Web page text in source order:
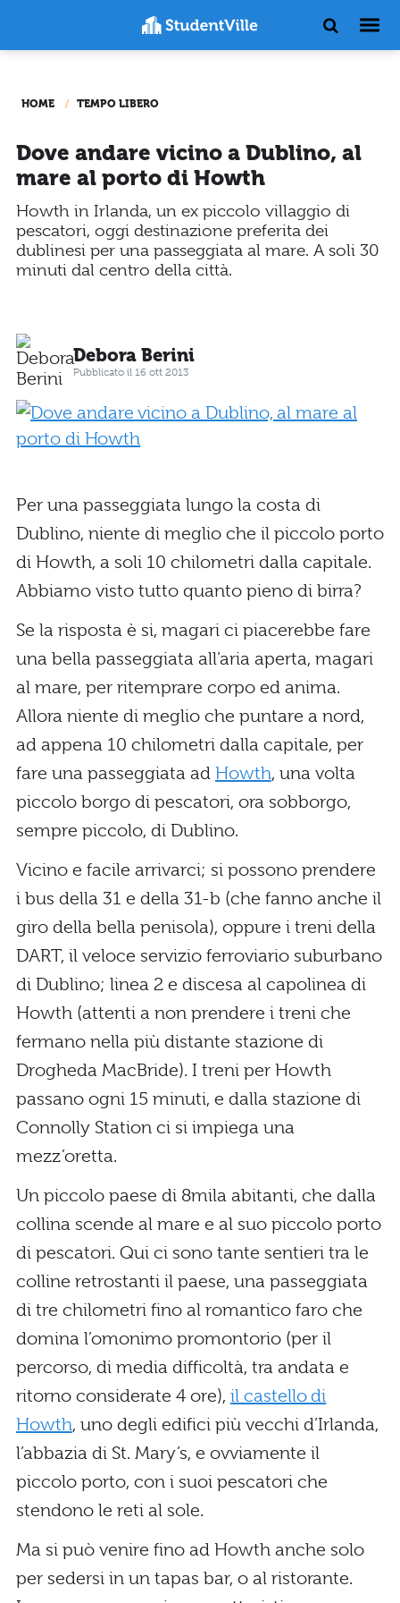
HOME TEMPO LIBERO
Dove andare vicino a Dublino, al
mare al porto di Howth
Howth in Irlanda, un ex piccolo villaggio di
pescatori, oggi destinazione preferita dei
dublinesi per una passeggiata al mare. A soli 30
minuti dal centro della città.
Debora Berini
Pubblicato il 16 ott 2013
Per una passeggiata lungo la costa di
Dublino, niente di meglio che il piccolo porto
di Howth, a soli 10 chilometri dalla capitale.
Abbiamo visto tutto quanto pieno di birra?
Se la risposta è si, magari ci piacerebbe fare
una bella passeggiata all’aria aperta, magari
al mare, per ritemprare corpo ed anima.
Allora niente di meglio che puntare a nord,
ad appena 10 chilometri dalla capitale, per
fare una passeggiata ad Howth, una volta
piccolo borgo di pescatori, ora sobborgo,
sempre piccolo, di Dublino.
Vicino e facile arrivarci; si possono prendere
i bus della 31 e della 31-b (che fanno anche il
giro della bella penisola), oppure i treni della
DART, il veloce servizio ferroviario suburbano
di Dublino; linea 2 e discesa al capolinea di
Howth (attenti a non prendere i treni che
fermano nella più distante stazione di
Drogheda MacBride). I treni per Howth
passano ogni 15 minuti, e dalla stazione di
Connolly Station ci si impiega una
mezz’oretta.
Un piccolo paese di 8mila abitanti, che dalla
collina scende al mare e al suo piccolo porto
di pescatori. Qui ci sono tante sentieri tra le
colline retrostanti il paese, una passeggiata
di tre chilometri fino al romantico faro che
domina l’omonimo promontorio (per il
percorso, di media difficoltà, tra andata e
ritorno considerate 4 ore), il castello di
Howth, uno degli edifici più vecchi d’Irlanda,
l’abbazia di St. Mary’s, e ovviamente il
piccolo porto, con i suoi pescatori che
stendono le reti al sole.
Ma si può venire fino ad Howth anche solo
per sedersi in un tapas bar, o al ristorante.